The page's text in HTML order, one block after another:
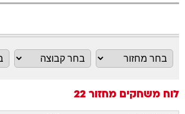
לוח משחקים מחזור 22